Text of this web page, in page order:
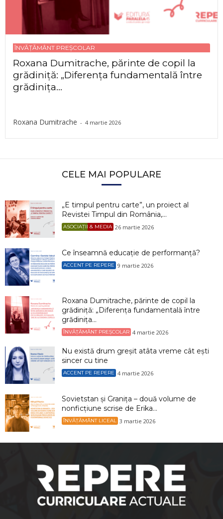
ÎNVĂȚĂMÂNT PREȘCOLAR
Roxana Dumitrache, părinte de copil la
grădiniță: „Diferența fundamentală între
grădinița...
Roxana Dumitrache - 4 martie 2026
CELE MAI POPULARE
„E timpul pentru carte”, un proiect al
Revistei Timpul din România,...
ASOCIAȚII & MEDIA 26 martie 2026
Ce înseamnă educație de performanță?
ACCENT PE REPERE 9 martie 2026
Roxana Dumitrache, părinte de copil la
grădiniță: „Diferența fundamentală între
grădinița...
ÎNVĂȚĂMÂNT PREȘCOLAR 4 martie 2026
Nu există drum greșit atâta vreme cât ești
sincer cu tine
ACCENT PE REPERE 4 martie 2026
Sovietstan și Granița – două volume de
nonficțiune scrise de Erika...
ÎNVĂȚĂMÂNT LICEAL 3 martie 2026